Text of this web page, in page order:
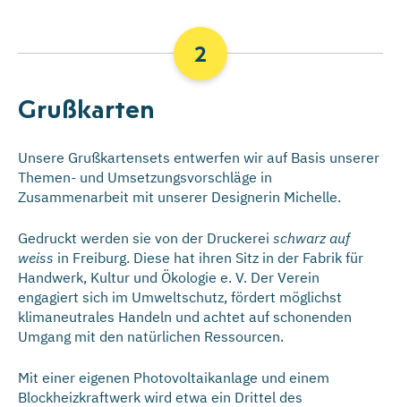
Grußkarten
Unsere Grußkartensets entwerfen wir auf Basis unserer
Themen- und Umsetzungsvorschläge in
Zusammenarbeit mit unserer Designerin Michelle.
Gedruckt werden sie von der Druckerei schwarz auf
weiss in Freiburg. Diese hat ihren Sitz in der Fabrik für
Handwerk, Kultur und Ökologie e. V. Der Verein
engagiert sich im Umweltschutz, fördert möglichst
klimaneutrales Handeln und achtet auf schonenden
Umgang mit den natürlichen Ressourcen.
Mit einer eigenen Photovoltaikanlage und einem
Blockheizkraftwerk wird etwa ein Drittel des